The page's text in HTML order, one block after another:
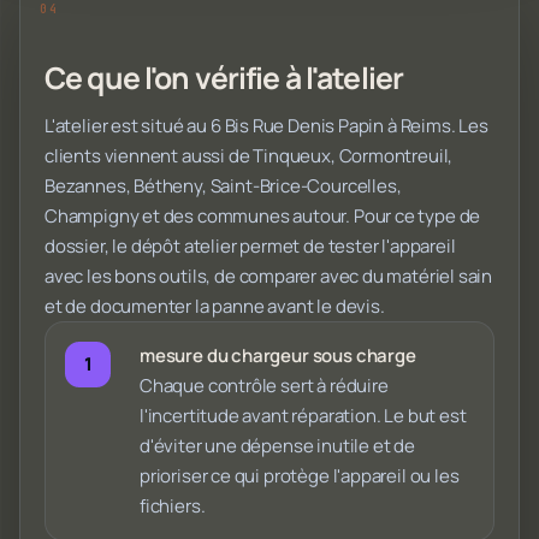
Ce que l'on vérifie à l'atelier
L'atelier est situé au 6 Bis Rue Denis Papin à Reims. Les
clients viennent aussi de Tinqueux, Cormontreuil,
Bezannes, Bétheny, Saint-Brice-Courcelles,
Champigny et des communes autour. Pour ce type de
dossier, le dépôt atelier permet de tester l'appareil
avec les bons outils, de comparer avec du matériel sain
et de documenter la panne avant le devis.
mesure du chargeur sous charge
Chaque contrôle sert à réduire
l'incertitude avant réparation. Le but est
d'éviter une dépense inutile et de
prioriser ce qui protège l'appareil ou les
fichiers.